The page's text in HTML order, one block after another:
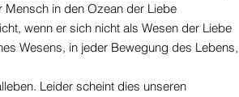
in den Ozean der Liebe
wenn er sich nicht als Wesen der Liebe
Wesens, in jeder Bewegung des Lebens,
Leider scheint dies unseren